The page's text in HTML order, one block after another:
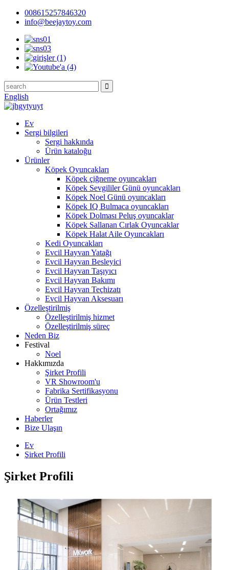
008615257846320
info@beejaytoy.com
English
Ev
Sergi bilgileri
Sergi hakkında
Ürün kataloğu
Ürünler
Köpek Oyuncakları
Köpek çiğneme oyuncakları
Köpek Sevgililer Günü oyuncakları
Köpek Noel Günü oyuncakları
Köpek IQ Bulmaca oyuncakları
Köpek Dolması Peluş oyuncaklar
Köpek Sallanan Cırlak Oyuncaklar
Köpek Halat Aile Oyuncakları
Kedi Oyuncakları
Evcil Hayvan Yatağı
Evcil Hayvan Besleyici
Evcil Hayvan Taşıyıcı
Evcil Hayvan Bakımı
Evcil Hayvan Teçhizatı
Evcil Hayvan Aksesuarı
Özelleştirilmiş
Özelleştirilmiş hizmet
Özelleştirilmiş süreç
Neden Biz
Festival
Noel
Hakkımızda
Şirket Profili
VR Showroom'u
Fabrika Sertifikasyonu
Ürün Testleri
Ortağımız
Haberler
Bize Ulaşın
Ev
Şirket Profili
Şirket Profili